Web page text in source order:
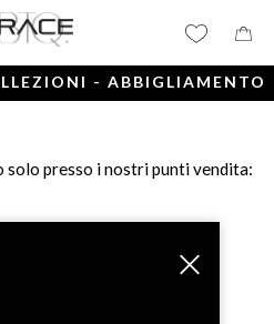
- ABBIGLIAMENTO
presso i nostri punti vendita:
ALA (GR) GRACE BTQ